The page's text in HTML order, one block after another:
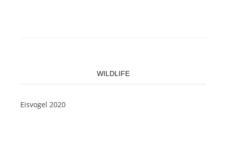
WILDLIFE
Eisvogel 2020